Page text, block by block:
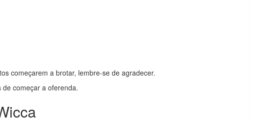
começarem a brotar, lembre-se de agradecer.
de começar a oferenda.